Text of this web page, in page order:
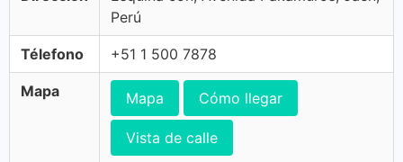
Perú
Télefono +51 1 500 7878
Mapa Mapa Cómo llegar
Vista de calle